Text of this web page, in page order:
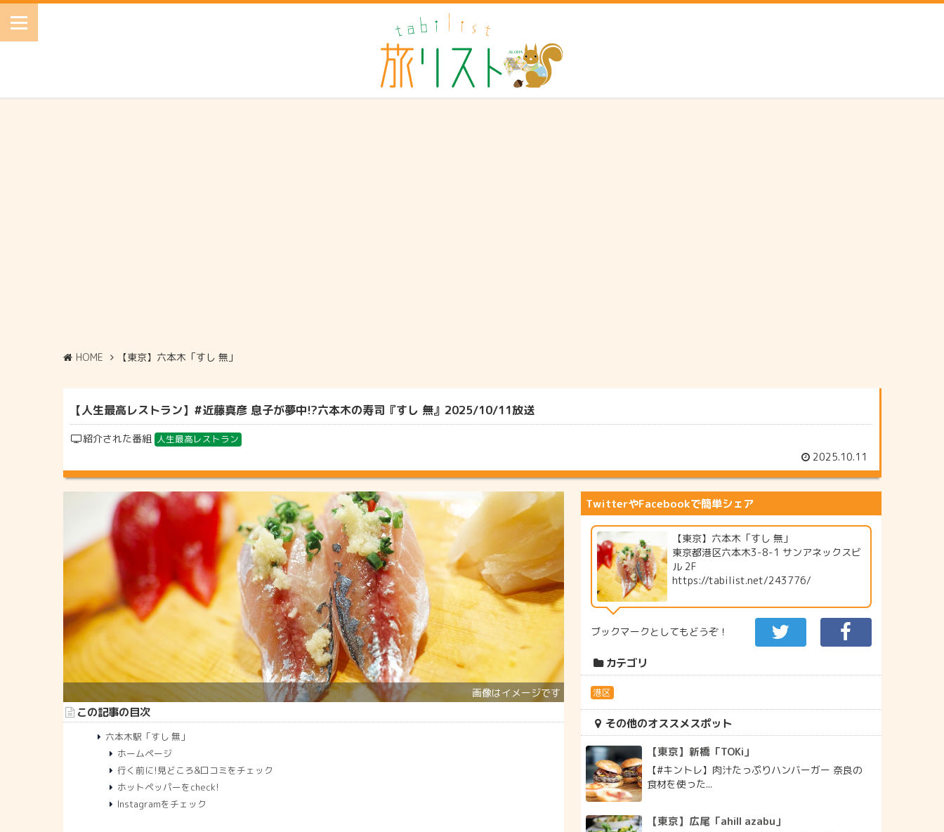
HOME 【東京】六本木「すし 無」
【人生最高レストラン】#近藤真彦 息子が夢中!?六本木の寿司『すし 無』2025/10/11放送
紹介された番組 人生最高レストラン
2025.10.11
この記事の目次
六本木駅「すし 無」
ホームページ
行く前に!見どころ&口コミをチェック
ホットペッパーをcheck!
Instagramをチェック
TwitterやFacebookで簡単シェア
【東京】六本木「すし 無」
東京都港区六本木3-8-1 サンアネックスビ
ル 2F
https://tabilist.net/243776/
ブックマークとしてもどうぞ！
カテゴリ
港区
その他のオススメスポット
【東京】新橋「TOKi」
【#キントレ】肉汁たっぷりハンバーガー 奈良の
食材を使った...
【東京】広尾「ahill azabu」